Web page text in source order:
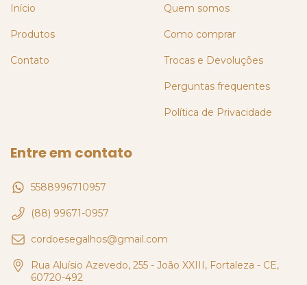
Início
Produtos
Contato
Quem somos
Como comprar
Trocas e Devoluções
Perguntas frequentes
Política de Privacidade
Entre em contato
5588996710957
(88) 99671-0957
cordoesegalhos@gmail.com
Rua Aluísio Azevedo, 255 - João XXIII, Fortaleza - CE,
60720-492